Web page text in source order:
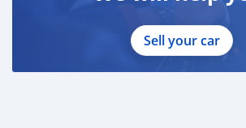
Sell your car